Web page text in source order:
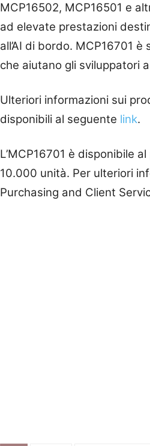
MCP16502, MCP16501 e
ad elevate prestazioni
all’AI di bordo. MCP16701
che aiutano gli sviluppatori
Ulteriori informazioni sui
disponibili al seguente link.
L’MCP16701 è disponibile
10.000 unità. Per ulteriori
Purchasing and Client